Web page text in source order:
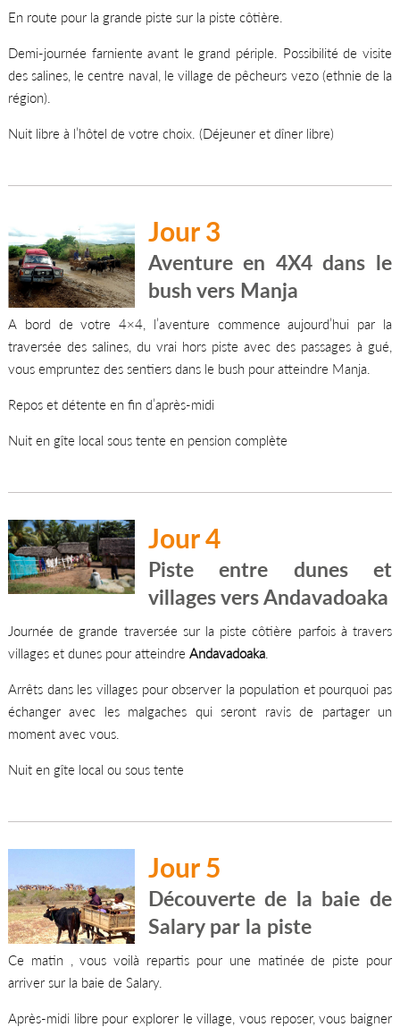
En route pour la grande piste sur la piste côtière.
Demi-journée farniente avant le grand périple. Possibilité de visite
des salines, le centre naval, le village de pêcheurs vezo (ethnie de la
région).
Nuit libre à l’hôtel de votre choix. (Déjeuner et dîner libre)
Jour 3
Aventure en 4X4 dans le
bush vers Manja
A bord de votre 4×4, l’aventure commence aujourd’hui par la
traversée des salines, du vrai hors piste avec des passages à gué,
vous empruntez des sentiers dans le bush pour atteindre Manja.
Repos et détente en fin d’après-midi
Nuit en gîte local sous tente en pension complète
Jour 4
Piste entre dunes et
villages vers Andavadoaka
Journée de grande traversée sur la piste côtière parfois à travers
villages et dunes pour atteindre Andavadoaka.
Arrêts dans les villages pour observer la population et pourquoi pas
échanger avec les malgaches qui seront ravis de partager un
moment avec vous.
Nuit en gîte local ou sous tente
Jour 5
Découverte de la baie de
Salary par la piste
Ce matin , vous voilà repartis pour une matinée de piste pour
arriver sur la baie de Salary.
Après-midi libre pour explorer le village, vous reposer, vous baigner